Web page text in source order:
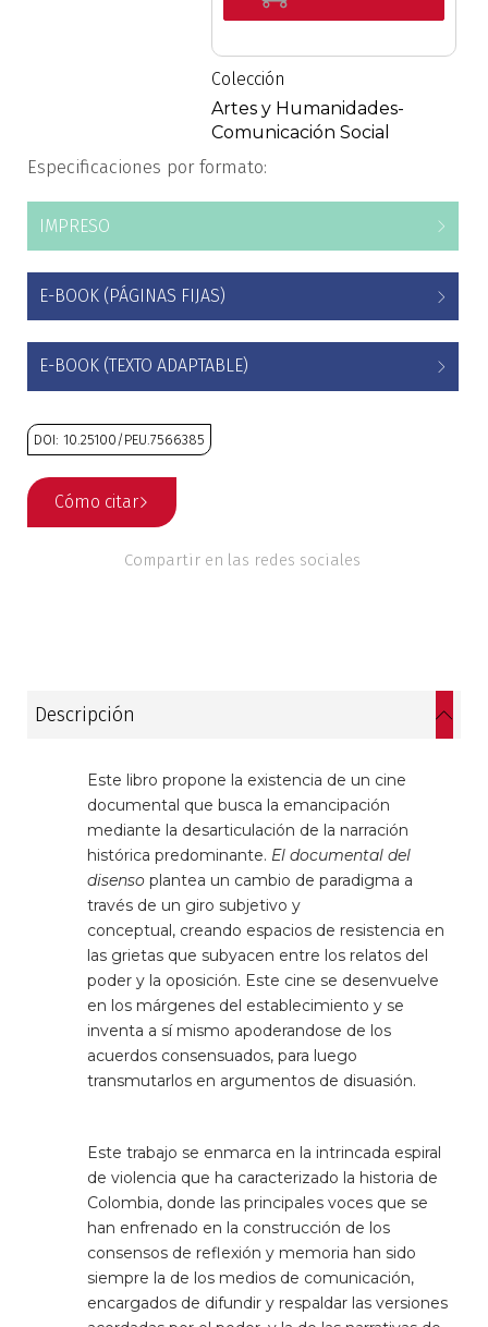
Estudios regionales
Ética
Finanzas
Física
Género
Geografía
Matemáticas
Medicina
Medioambiente
Narcotráfico
Patrimonio
Política y gobierno
Posconflicto
Colección
Artes y Humanidades-
Comunicación Social
Especificaciones por formato:
IMPRESO
E-BOOK (PÁGINAS FIJAS)
E-BOOK (TEXTO ADAPTABLE)
DOI: 10.25100/PEU.7566385
Cómo citar
Compartir en las redes sociales
Descripción
Este libro propone la existencia de un cine
documental que busca la emancipación
mediante la desarticulación de la narración
histórica predominante. El documental del
disenso plantea un cambio de paradigma a
través de un giro subjetivo y
conceptual, creando espacios de resistencia en
las grietas que subyacen entre los relatos del
poder y la oposición. Este cine se desenvuelve
en los márgenes del establecimiento y se
inventa a sí mismo apoderandose de los
acuerdos consensuados, para luego
transmutarlos en argumentos de disuasión.
Este trabajo se enmarca en la intrincada espiral
de violencia que ha caracterizado la historia de
Colombia, donde las principales voces que se
han enfrenado en la construcción de los
consensos de reflexión y memoria han sido
siempre la de los medios de comunicación,
encargados de difundir y respaldar las versiones